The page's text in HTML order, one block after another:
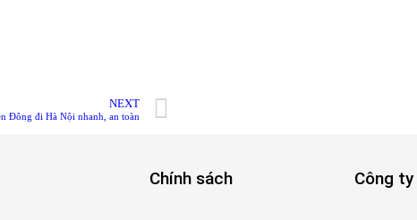
NEXT
Đông đi Hà Nội nhanh, an toàn
Chính sách Công ty